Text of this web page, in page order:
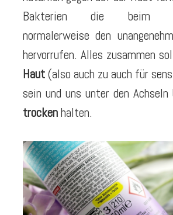
Bakterien die beim
normalerweise den
hervorrufen. Alles zusammen
Haut(also auch zu auch für
sein und uns unter den Achseln
trockenhalten.